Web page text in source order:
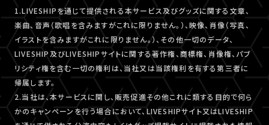
1.LIVESHIPを通じて提供される本サービス及びグッズに関する文章、
楽曲、音声（歌唱を含みますがこれに限りません。）、映像、肖像（写真、
イラストを含みますがこれに限りません。）、その他一切のデータ、
LIVESHIP及びLIVESHIPサイトに関する著作権、商標権、肖像権、パブ
リシティ権を含む一切の権利は、当社又は当該権利を有する第三者に
帰属します。
2.当社は、本サービスに関し、販売促進その他これに類する目的で何ら
かのキャンペーンを行う場合において、LIVESHIPサイト又はLIVESHIP